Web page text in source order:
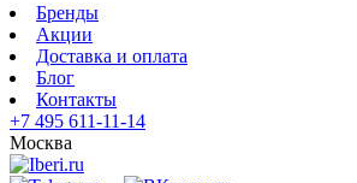
Бренды
Акции
Доставка и оплата
Блог
Контакты
+7 495 611-11-14
Москва